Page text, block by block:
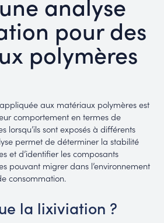
pour des
polymères
appliquée aux matériaux polymères est
comportement en termes de
lorsqu’ils sont exposés à différents
permet de déterminer la stabilité
et d’identifier les composants
pouvant migrer dans l’environnement
consommation.
la lixiviation ?